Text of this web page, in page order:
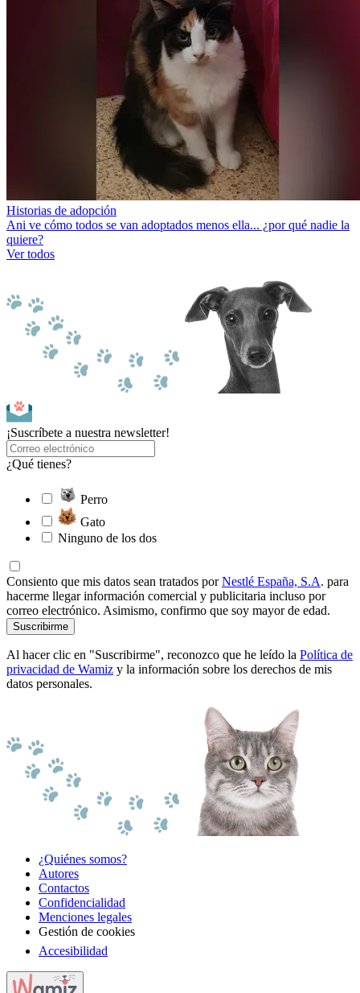
Historias de adopción
Ani ve cómo todos se van adoptados menos ella... ¿por qué nadie la
quiere?
Ver todos
¡Suscríbete a nuestra newsletter!
¿Qué tienes?
Perro
Gato
Ninguno de los dos
Consiento que mis datos sean tratados porNestlé España, S.A. para
hacerme llegar información comercial y publicitaria incluso por
correo electrónico. Asimismo, confirmo que soy mayor de edad.
Suscribirme
Al hacer clic en "Suscribirme", reconozco que he leído la Política de
privacidad de Wamiz y la información sobre los derechos de mis
datos personales.
¿Quiénes somos?
Autores
Contactos
Confidencialidad
Menciones legales
Gestión de cookies
Accesibilidad